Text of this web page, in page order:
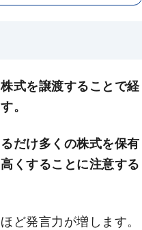
式を譲渡することで経
。
だけ多くの株式を保有
くすることに注意する
ど発言力が増します。